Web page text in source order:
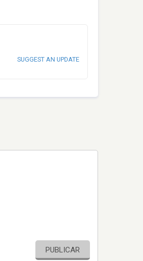
SUGGEST AN UPDATE
PUBLICAR